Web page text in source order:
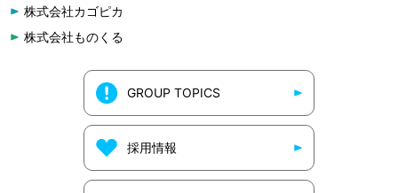
株式会社カゴピカ
株式会社ものくる
GROUP TOPICS
採用情報